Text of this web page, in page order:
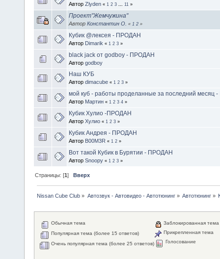
Автор Zlyden « 1 2 3 11 »
Проект"Жемчужина"
Автор Константин О. « 1 2 »
Кубик @лексея - ПРОДАН
Автор Dimarik « 1 2 3 »
black jack от godboy - ПРОДАН
Автор godboy
Наш КУБ
Автор dimacube « 1 2 3 »
мой куб - работы проделанные за последний месяц
Автор Мартин « 1 2 3 4 »
Кубик Хулио -ПРОДАН
Автор Хулио « 1 2 3 »
Кубик Андрея - ПРОДАН
Автор B00M3R « 1 2 »
Вот такой Кубик в Бурятии - ПРОДАН
Автор Snoopy « 1 2 3 »
Страницы: [1]Вверх
Nissan Cube Club » Автозвук - Автовидео - Автотюнинг» Автотюнинг»
Обычная тема
Популярная тема (более 15 ответов)
Очень популярная тема (более 25 ответов)
Заблокированная тема
Прикрепленная тема
Голосование